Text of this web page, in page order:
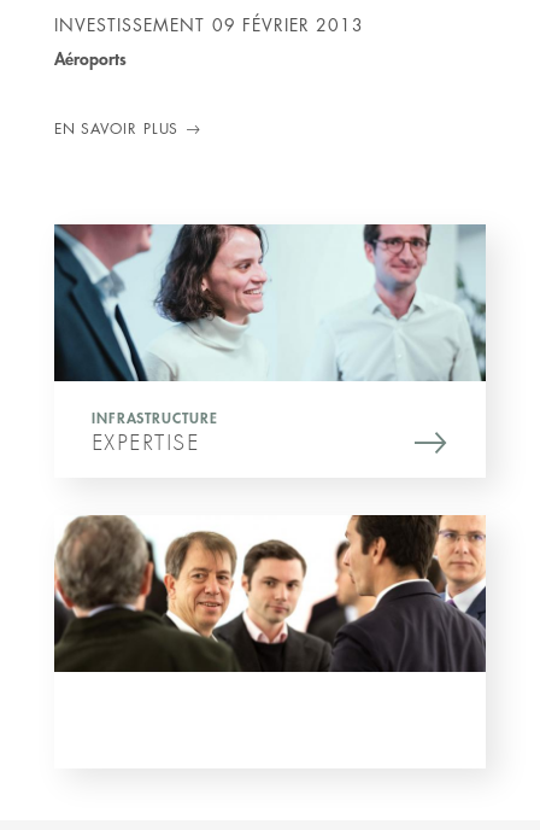
INVESTISSEMENT 09 FÉVRIER 2013
Aéroports
EN SAVOIR PLUS
INFRASTRUCTURE
EXPERTISE